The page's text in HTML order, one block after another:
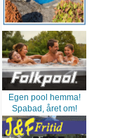
Egen pool hemma!
Spabad, året om!